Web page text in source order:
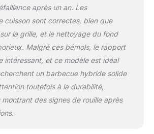
après un an. Les
cuisson sont correctes, bien que
la grille, et le nettoyage du fond
Malgré ces bémols, le rapport
intéressant, et ce modèle est idéal
un barbecue hybride solide
toutefois à la durabilité,
des signes de rouille après